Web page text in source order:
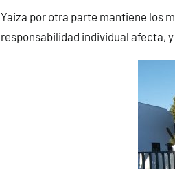
Yaiza por otra parte mantiene los
responsabilidad individual afecta,